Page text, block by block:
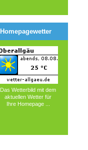
Homepagewetter
Das Wetterbild mit dem
aktuellen Wetter für
Ihre Homepage ...